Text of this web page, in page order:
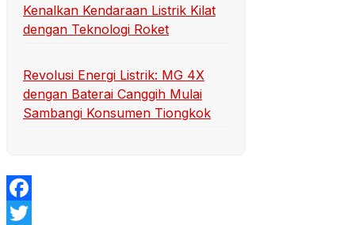
Kenalkan Kendaraan Listrik Kilat
dengan Teknologi Roket
Revolusi Energi Listrik: MG 4X
dengan Baterai Canggih Mulai
Sambangi Konsumen Tiongkok
Facebook